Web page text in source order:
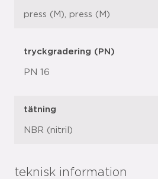
press (M), press (M)
tryckgradering (PN)
PN 16
tätning
NBR (nitril)
teknisk information